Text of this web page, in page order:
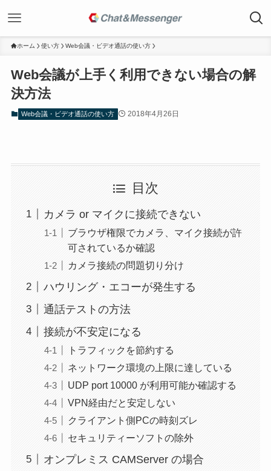
ホーム 使い方 Web会議・ビデオ通話の使い方
Web会議が上手く利用できない場合の解
決方法
Web会議・ビデオ通話の使い方 2018年4月26日
目次
カメラ or マイクに接続できない
ブラウザ権限でカメラ、マイク接続が許
可されているか確認
カメラ接続の問題切り分け
ハウリング・エコーが発生する
通話テストの方法
接続が不安定になる
トラフィックを節約する
ネットワーク環境の上限に達している
UDP port 10000 が利用可能か確認する
VPN経由だと安定しない
クライアント側PCの時刻ズレ
セキュリティーソフトの除外
オンプレミス CAMServer の場合